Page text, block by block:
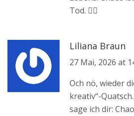
Tod. 🤷‍♂️
Liliana Braun
27 Mai, 2026 at
Och nö, wieder
kreativ“-
sage ich dir: